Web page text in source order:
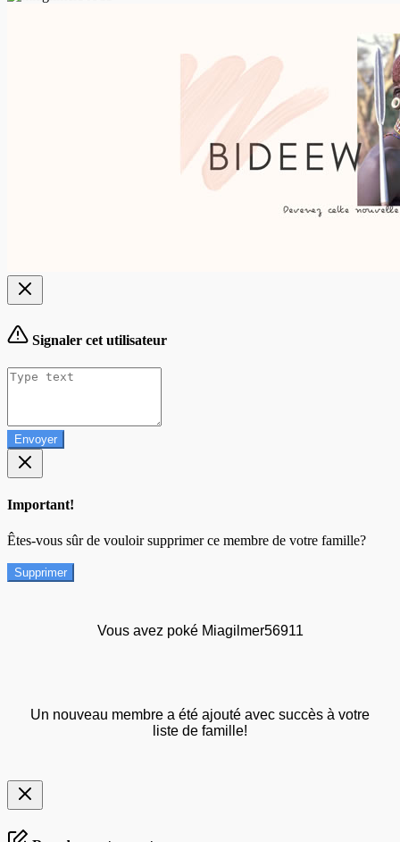
Signaler cet utilisateur
Envoyer
Important!
Êtes-vous sûr de vouloir supprimer ce membre de votre famille?
Supprimer
Vous avez poké Miagilmer56911
Un nouveau membre a été ajouté avec succès à votre
liste de famille!